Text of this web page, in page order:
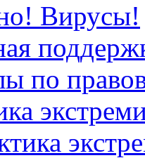
Вирусы!
по